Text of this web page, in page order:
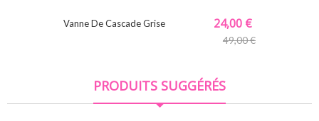
Vanne De Cascade Grise 24,00 €
49,00 €
PRODUITS SUGGÉRÉS